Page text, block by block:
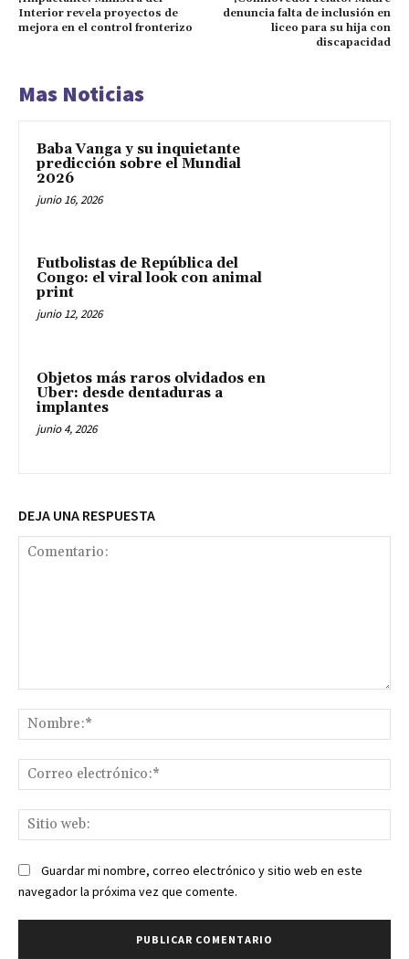
Interior revela proyectos de
mejora en el control fronterizo
denuncia falta de inclusión en
liceo para su hija con
discapacidad
Mas Noticias
Baba Vanga y su inquietante
predicción sobre el Mundial
2026
junio 16, 2026
Futbolistas de República del
Congo: el viral look con animal
print
junio 12, 2026
Objetos más raros olvidados en
Uber: desde dentaduras a
implantes
junio 4, 2026
DEJA UNA RESPUESTA
Guardar mi nombre, correo electrónico y sitio web en este
navegador la próxima vez que comente.